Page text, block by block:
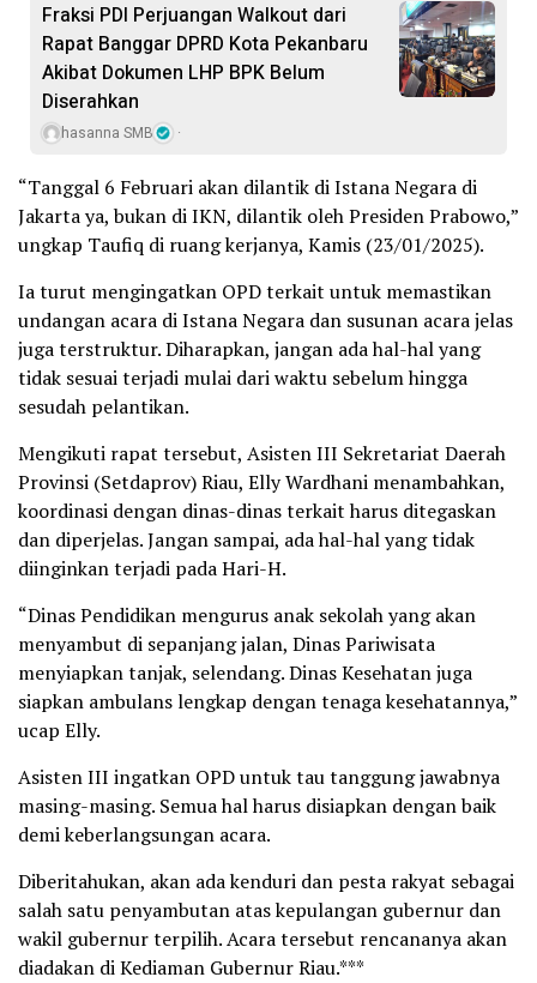
Fraksi PDI Perjuangan Walkout dari
Rapat Banggar DPRD Kota Pekanbaru
Akibat Dokumen LHP BPK Belum
Diserahkan
hasanna SMB
“Tanggal 6 Februari akan dilantik di Istana Negara di
Jakarta ya, bukan di IKN, dilantik oleh Presiden Prabowo,”
ungkap Taufiq di ruang kerjanya, Kamis (23/01/2025).
Ia turut mengingatkan OPD terkait untuk memastikan
undangan acara di Istana Negara dan susunan acara jelas
juga terstruktur. Diharapkan, jangan ada hal-hal yang
tidak sesuai terjadi mulai dari waktu sebelum hingga
sesudah pelantikan.
Mengikuti rapat tersebut, Asisten III Sekretariat Daerah
Provinsi (Setdaprov) Riau, Elly Wardhani menambahkan,
koordinasi dengan dinas-dinas terkait harus ditegaskan
dan diperjelas. Jangan sampai, ada hal-hal yang tidak
diinginkan terjadi pada Hari-H.
“Dinas Pendidikan mengurus anak sekolah yang akan
menyambut di sepanjang jalan, Dinas Pariwisata
menyiapkan tanjak, selendang. Dinas Kesehatan juga
siapkan ambulans lengkap dengan tenaga kesehatannya,”
ucap Elly.
Asisten III ingatkan OPD untuk tau tanggung jawabnya
masing-masing. Semua hal harus disiapkan dengan baik
demi keberlangsungan acara.
Diberitahukan, akan ada kenduri dan pesta rakyat sebagai
salah satu penyambutan atas kepulangan gubernur dan
wakil gubernur terpilih. Acara tersebut rencananya akan
diadakan di Kediaman Gubernur Riau.***